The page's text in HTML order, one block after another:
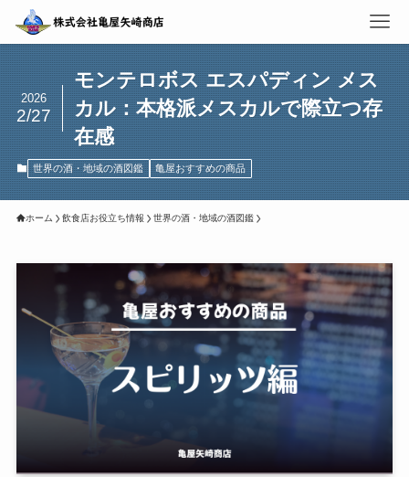
モンテロボス エスパディン メス
カル：本格派メスカルで際立つ存
在感
2026
2/27
世界の酒・地域の酒図鑑 亀屋おすすめの商品
ホーム 飲食店お役立ち情報 世界の酒・地域の酒図鑑